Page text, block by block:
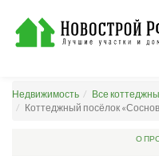
Недвижимость Все
Коттеджный посёлок
О